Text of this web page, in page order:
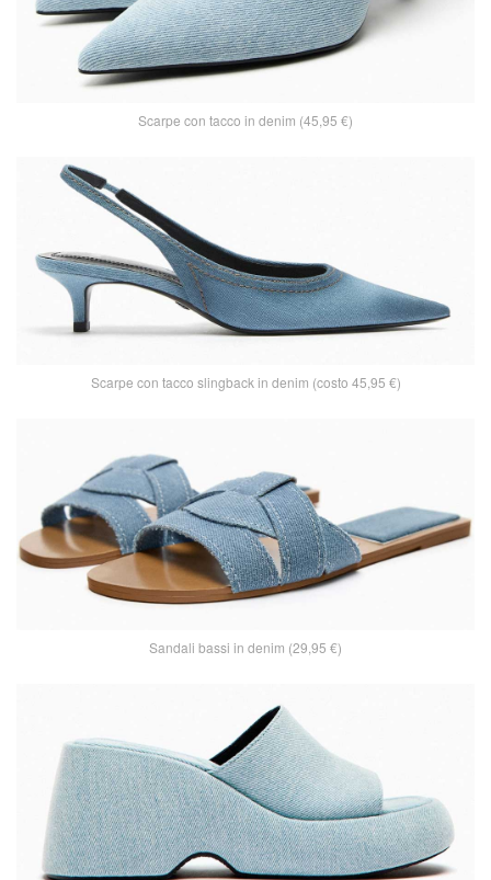
Scarpe con tacco in denim (45,95 €)
Scarpe con tacco slingback in denim (costo 45,95 €)
Sandali bassi in denim (29,95 €)